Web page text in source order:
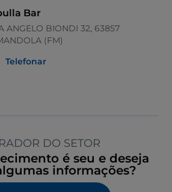
Bar
ANGELO BIONDI 32, 63857
(FM)
Telefonar
DO SETOR
é seu e deseja
informações?